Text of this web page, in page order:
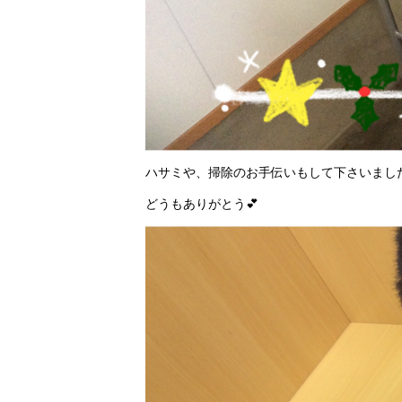
ハサミや、掃除のお手伝いもして下さいまし
どうもありがとう💕